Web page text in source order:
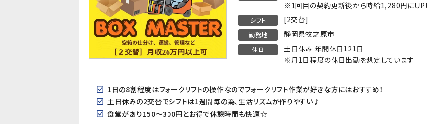
※1回目の契約更新後から時給1,280円にＵP!
シフト [2交替]
勤務地 静岡県牧之原市
休日
土日休み 年間休日121日
※月1日程度の休日出勤を想定しています
1日の8割程度はフォークリフトの操作なのでフォークリフト作業が好きな方にはおすすめ！
土日休みの2交替でシフトは1週間毎の為、生活リズムが作りやすい♪
食堂があり150～300円とお得で休憩時間も快適☆